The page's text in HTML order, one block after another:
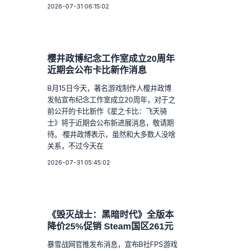
2026-07-31 06:15:02
樱井政博纪念工作室成立20周年
近期会公布卡比新作消息
8月15日今天，著名游戏制作人樱井政博
发帖宣布纪念工作室成立20周年，对于之
前公开的卡比新作《星之卡比：飞天骑
士》将于近期会公布新进展消息，敬请期
待。·樱井政博表示，虽然和大多数人没啥
关系，不过今天在
2026-07-31 05:45:02
《毁灭战士：黑暗时代》全版本
降价25%促销 Steam国区261元
暴雪战网官推发布消息，宣布B社FPS游戏